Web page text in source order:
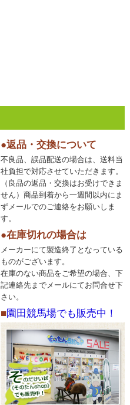
●返品・交換について
不良品、誤品配送の場合は、送料当
社負担で対応させていただきます。
（良品の返品・交換はお受けできま
せん）商品到着から一週間以内にま
ずメールでのご連絡をお願いしま
す。
●在庫切れの場合は
メーカーにて製造終了となっている
ものがございます。
在庫のない商品をご希望の場合、下
記連絡先までメールにてお問合せ下
さい。
■園田競馬場でも販売中！